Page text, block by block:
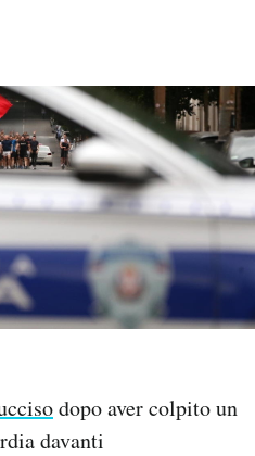
dopo aver colpito un
davanti